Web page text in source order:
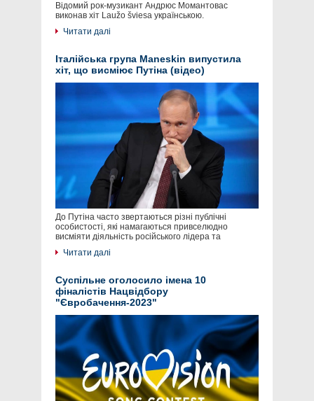
Відомий рок-музикант Андрюс Момантовас
виконав хіт Laužo šviesa українською.
Читати далі
Італійська група Maneskin випустила
хіт, що висміює Путіна (відео)
До Путіна часто звертаються різні публічні
особистості, які намагаються привселюдно
висміяти діяльність російського лідера та
Читати далі
Суспільне оголосило імена 10
фіналістів Нацвідбору
"Євробачення-2023"